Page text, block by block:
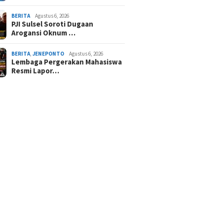
BERITA Agustus 6, 2026
PJI Sulsel Soroti Dugaan
Arogansi Oknum …
BERITA ,JENEPONTO Agustus 6, 2026
Lembaga Pergerakan Mahasiswa
Resmi Lapor…